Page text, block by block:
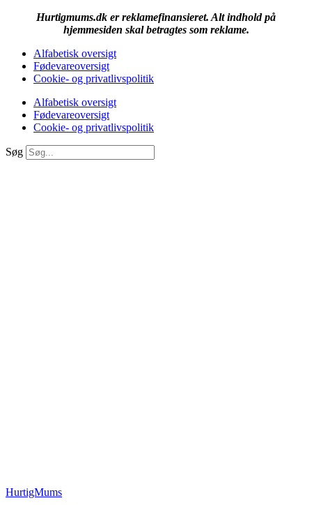
Hurtigmums.dk er reklamefinansieret. Alt indhold på
hjemmesiden skal betragtes som reklame.
Alfabetisk oversigt
Fødevareoversigt
Cookie- og privatlivspolitik
Alfabetisk oversigt
Fødevareoversigt
Cookie- og privatlivspolitik
Søg
HurtigMums